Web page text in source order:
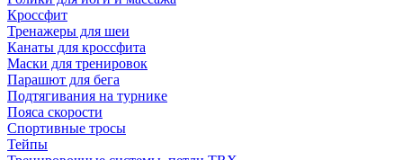
Кроссфит
Тренажеры для шеи
Канаты для кроссфита
Маски для тренировок
Парашют для бега
Подтягивания на турнике
Пояса скорости
Спортивные тросы
Тейпы